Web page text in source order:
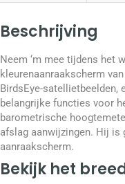
Beschrijving
Neem ‘m mee tijdens het
kleurenaanraakscherm
BirdsEye-satellietbeelden,
belangrijke functies voor
barometrische
afslag aanwijzingen. Hij
aanraakscherm.
Bekijk het